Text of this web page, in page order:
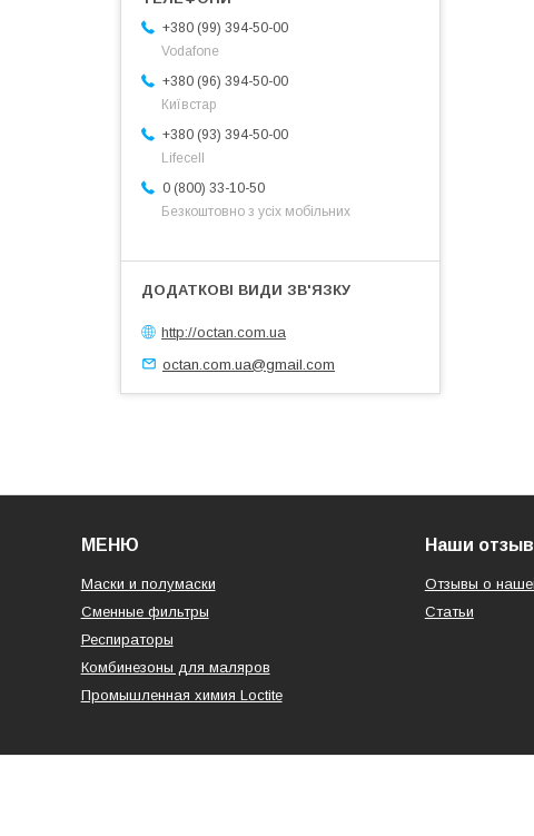
+380 (99) 394-50-00
Vodafone
+380 (96) 394-50-00
Київстар
+380 (93) 394-50-00
Lifecell
0 (800) 33-10-50
Безкоштовно з усіх мобільних
http://octan.com.ua
octan.com.ua@gmail.com
МЕНЮ
Маски и полумаски
Сменные фильтры
Респираторы
Комбинезоны для маляров
Промышленная химия Loctite
Наши
Отзывы о
Статьи